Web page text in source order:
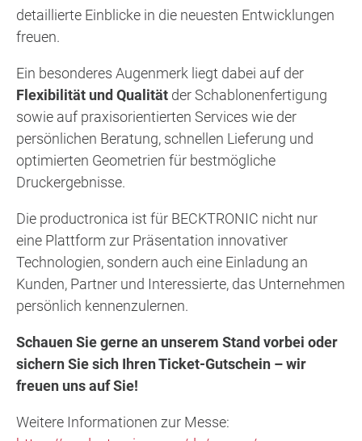
detaillierte Einblicke in die neuesten Entwicklungen
freuen.
Ein besonderes Augenmerk liegt dabei auf der
Flexibilität und Qualität der Schablonenfertigung
sowie auf praxisorientierten Services wie der
persönlichen Beratung, schnellen Lieferung und
optimierten Geometrien für bestmögliche
Druckergebnisse.
Die productronica ist für BECKTRONIC nicht nur
eine Plattform zur Präsentation innovativer
Technologien, sondern auch eine Einladung an
Kunden, Partner und Interessierte, das Unternehmen
persönlich kennenzulernen.
Schauen Sie gerne an unserem Stand vorbei oder
sichern Sie sich Ihren Ticket-Gutschein – wir
freuen uns auf Sie!
Weitere Informationen zur Messe: